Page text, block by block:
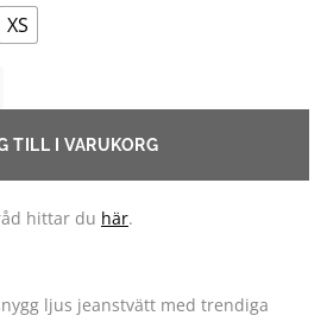
XS
TVÄTT, HÖGRE MIDJA MÄNGD
TILL I VARUKORG
hittar du här.
ljus jeanstvätt med trendiga